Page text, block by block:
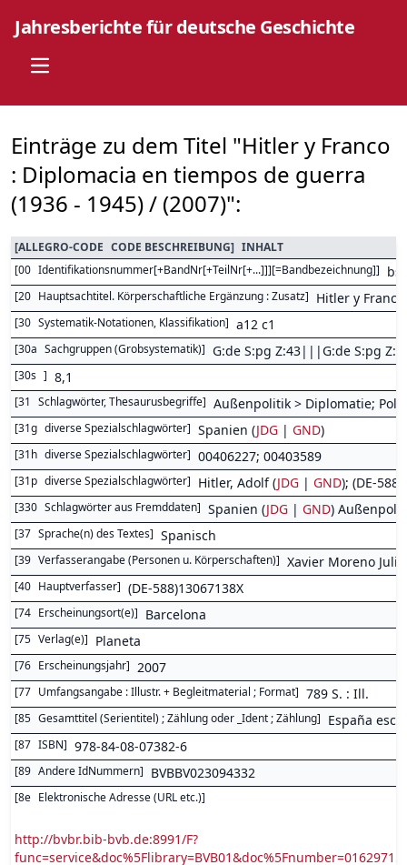
Jahresberichte für deutsche Geschichte
Open main menu
Einträge zu dem Titel "Hitler y Franco
: Diplomacia en tiempos de guerra
(1936 - 1945) / (2007)":
[ALLEGRO-CODE CODE BESCHREIBUNG] INHALT
[00 Identifikationsnummer[+BandNr[+TeilNr[+...]]][=Bandbezeichnung]]
[20 Hauptsachtitel. Körperschaftliche Ergänzung : Zusatz] Hitler y
[30 Systematik-Notationen, Klassifikation] a12 c1
[30a Sachgruppen (Grobsystematik)] G:de S:pg Z:43|||G:de S:pg
[30s ] 8,1
[31 Schlagwörter, Thesaurusbegriffe] Außenpolitik > Diplomatie;
[31g diverse Spezialschlagwörter] Spanien (JDG | GND)
[31h diverse Spezialschlagwörter] 00406227; 00403589
[31p diverse Spezialschlagwörter] Hitler, Adolf (JDG | GND); (DE-
[330 Schlagwörter aus Fremddaten] Spanien (JDG | GND)
[37 Sprache(n) des Textes] Spanisch
[39 Verfasserangabe (Personen u. Körperschaften)] Xavier Moreno Juliá
[40 Hauptverfasser] (DE-588)13067138X
[74 Erscheinungsort(e)] Barcelona
[75 Verlag(e)] Planeta
[76 Erscheinungsjahr] 2007
[77 Umfangsangabe : Illustr. + Begleitmaterial ; Format] 789 S. : Ill.
[85 Gesamttitel (Serientitel) ; Zählung oder _Ident ; Zählung] España
[87 ISBN] 978-84-08-07382-6
[89 Andere IdNummern] BVBBV023094332
[8e Elektronische Adresse (URL etc.)]
http://bvbr.bib-bvb.de:8991/F?